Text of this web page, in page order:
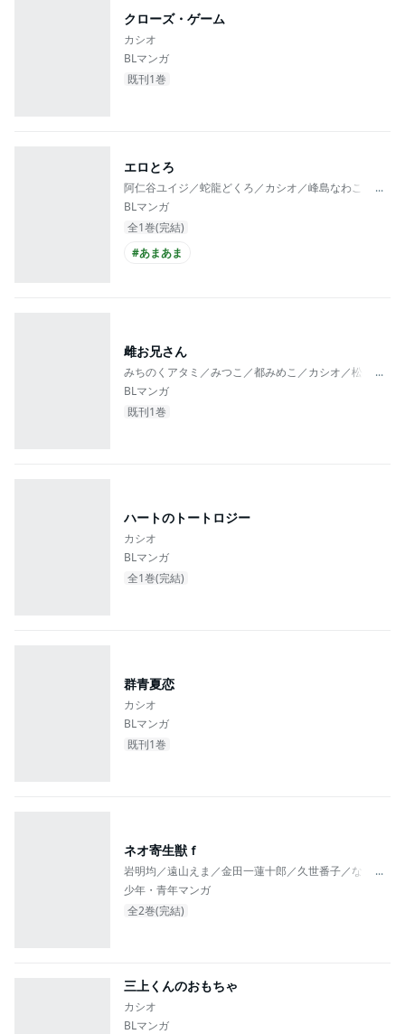
クローズ・ゲーム
カシオ
BLマンガ
既刊1巻
エロとろ
阿仁谷ユイジ／蛇龍どくろ／カシオ／峰島なわこ／仁茂
...
BLマンガ
全1巻(完結)
#あまあま
雌お兄さん
みちのくアタミ／みつこ／都みめこ／カシオ／松基羊／
...
BLマンガ
既刊1巻
ハートのトートロジー
カシオ
BLマンガ
全1巻(完結)
群青夏恋
カシオ
BLマンガ
既刊1巻
ネオ寄生獣ｆ
岩明均／遠山えま／金田一蓮十郎／久世番子／なるしま
...
少年・青年マンガ
全2巻(完結)
三上くんのおもちゃ
カシオ
BLマンガ